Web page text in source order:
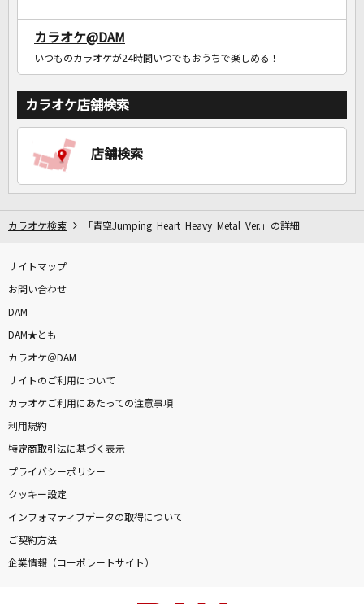
カラオケ@DAM
いつものカラオケが24時間いつでもおうちで楽しめる！
カラオケ店舗検索
店舗検索
カラオケ検索 「青空Jumping Heart Heavy Metal Ver.」の詳細
サイトマップ
お問い合わせ
DAM
DAM★とも
カラオケ＠DAM
サイトのご利用について
カラオケご利用にあたっての注意事項
利用規約
特定商取引法に基づく表示
プライバシーポリシー
クッキー設定
インフォマティブデータの取得について
ご契約方法
企業情報（コーポレートサイト）